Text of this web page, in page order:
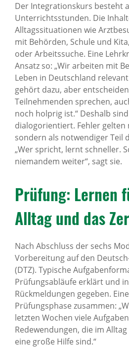
Der Integrationskurs besteht
Unterrichtsstunden. Die
Alltagssituationen wie
mit Behörden, Schule und
oder Arbeitssuche. Eine
Ansatz so: „Wir arbeiten mit
Leben in Deutschland
gehört dazu, aber
Teilnehmenden sprechen,
noch holprig ist.“ Deshalb
dialogorientiert. Fehler gelten
sondern als notwendiger Teil
„Wer spricht, lernt schneller.
niemandem weiter“, sagt sie.
Prüfung: Lernen
Alltag und das
Nach Abschluss der sechs
Vorbereitung auf den
(DTZ). Typische
Prüfungsabläufe erklärt und
Rückmeldungen gegeben.
Prüfungsphase zusammen:
letzten Wochen viele
Redewendungen, die im
eine große Hilfe sind.“